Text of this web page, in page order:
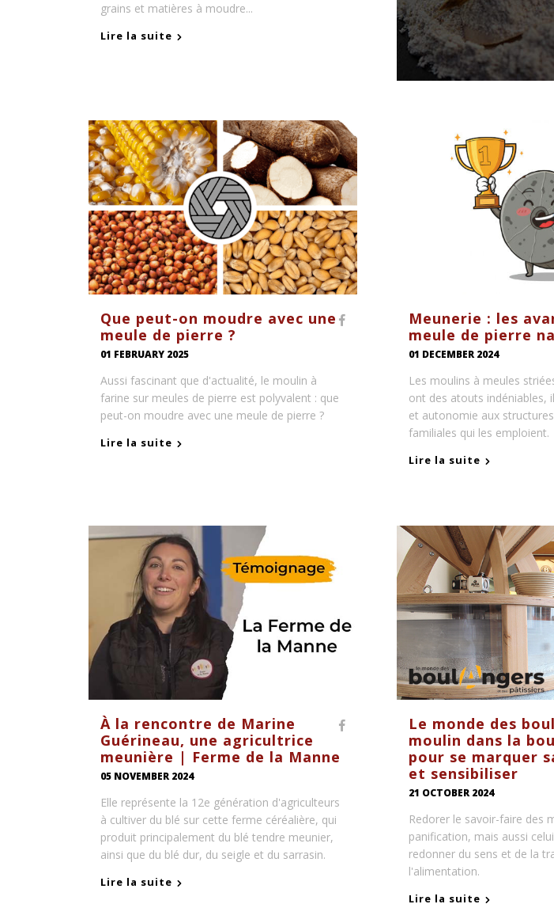
grains et matières à moudre...
Lire la suite
Que peut-on moudre avec une
meule de pierre ?
01 FEBRUARY 2025
Aussi fascinant que d'actualité, le moulin à
farine sur meules de pierre est polyvalent : que
peut-on moudre avec une meule de pierre ?
Lire la suite
Meunerie : les
meule de pierre
01 DECEMBER 2024
Les moulins à meules
ont des atouts indéniables,
et autonomie aux
familiales qui les emploient.
Lire la suite
À la rencontre de Marine
Guérineau, une agricultrice
meunière | Ferme de la Manne
05 NOVEMBER 2024
Elle représente la 12e génération d'agriculteurs
à cultiver du blé sur cette ferme céréalière, qui
produit principalement du blé tendre meunier,
ainsi que du blé dur, du seigle et du sarrasin.
Lire la suite
Le monde des
moulin dans la
pour se marquer
et sensibiliser
21 OCTOBER 2024
Redorer le savoir-faire des
panification, mais aussi
redonner du sens et de la
l'alimentation.
Lire la suite